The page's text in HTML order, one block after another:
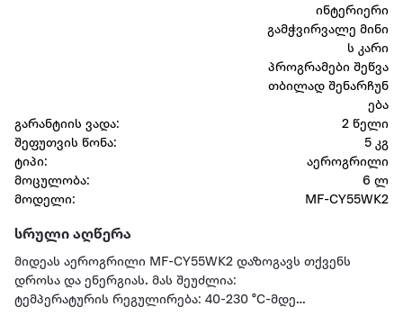
ინტერიერი
გამჭვირვალე მინი
ს კარი
პროგრამები შეწვა
თბილად შენარჩუნ
ება
გარანტიის ვადა:
2 წელი
შეფუთვის წონა:
5 კგ
ტიპი:
აეროგრილი
მოცულობა:
6 ლ
მოდელი:
MF-CY55WK2
სრული აღწერა
მიდეას აეროგრილი MF-CY55WK2 დაზოგავს თქვენს
დროსა და ენერგიას. მას შეუძლია:
ტემპერატურის რეგულირება: 40-230 °C-მდე